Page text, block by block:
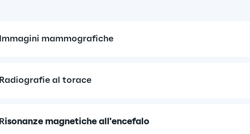
Immagini mammografiche
Radiografie al torace
Risonanze magnetiche all'encefalo